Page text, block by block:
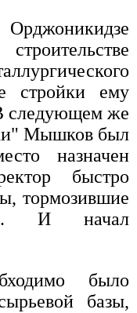
стройки ему
следующем же
Мышков был
назначен
быстро
тормозившие
И начал
было
базы,